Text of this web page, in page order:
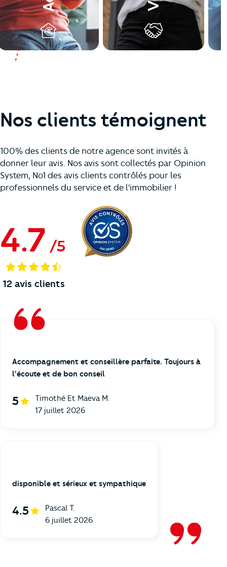
Nos clients témoignent
100% des clients de notre agence sont invités à
donner leur avis. Nos avis sont collectés par Opinion
System, No1 des avis clients contrôlés pour les
professionnels du service et de l'immobilier !
4.7 /5
12 avis clients
Accompagnement et conseillère parfaite. Toujours à
l'écoute et de bon conseil
5
Timothé Et Maeva M.
17 juillet 2026
disponible et sérieux et sympathique
4.5
Pascal T.
6 juillet 2026